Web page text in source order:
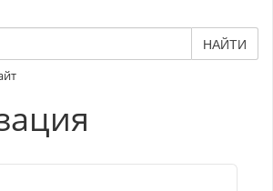
НАЙТИ